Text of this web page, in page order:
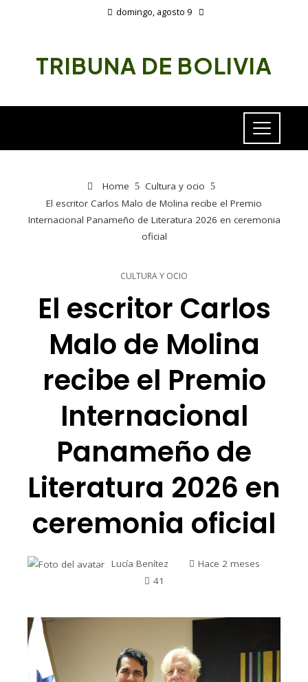
domingo, agosto 9
TRIBUNA DE BOLIVIA
Home
Cultura y ocio
El escritor Carlos Malo de Molina recibe el Premio
Internacional Panameño de Literatura 2026 en ceremonia
oficial
CULTURA Y OCIO
El escritor Carlos
Malo de Molina
recibe el Premio
Internacional
Panameño de
Literatura 2026 en
ceremonia oficial
Lucía Benítez
Hace 2 meses
41